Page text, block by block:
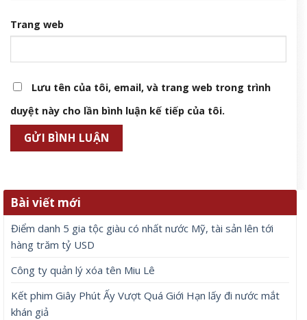
Trang web
Lưu tên của tôi, email, và trang web trong trình
duyệt này cho lần bình luận kế tiếp của tôi.
Bài viết mới
Điểm danh 5 gia tộc giàu có nhất nước Mỹ, tài sản lên tới
hàng trăm tỷ USD
Công ty quản lý xóa tên Miu Lê
Kết phim Giây Phút Ấy Vượt Quá Giới Hạn lấy đi nước mắt
khán giả